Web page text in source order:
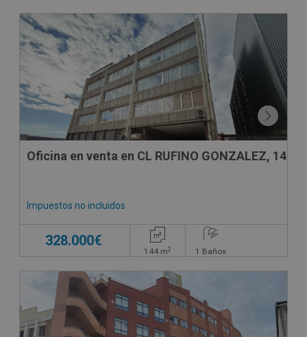
DECO VIRTUAL
Oficina en venta en CL RUFINO GONZALEZ, 14
Impuestos no incluidos
328.000€
144 m2 1 Baños